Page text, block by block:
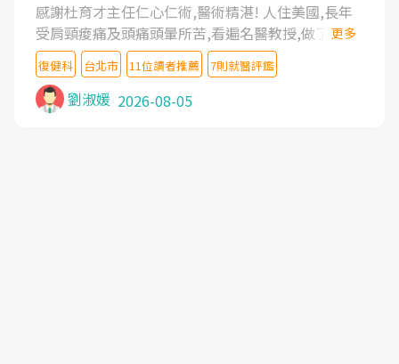
感謝杜育才主任仁心仁術,醫術精湛! 人住美國,長年
受肩頸痠痛及頭痛頭暈所苦,看遍名醫教授,做了各種
檢查,也嘗試過西醫打針,中醫針灸及物理徒手治療都
沒有用,後來連吃到嗎啡類止痛藥都效果有限,只是壓
症狀,沒多久就痛起來,多年失眠嚴重影響生活品質.
台灣親友介紹忠孝醫院杜育才主任是頸頭症候群專
更多
復健科 台北市 11位讀者推薦 7則就醫評鑑
劉淑媛 2026-08-05